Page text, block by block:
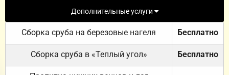
Дополнительные услуги
Сборка сруба на березовые нагеля Бесплатно
Сборка сруба в «Теплый угол» Бесплатно